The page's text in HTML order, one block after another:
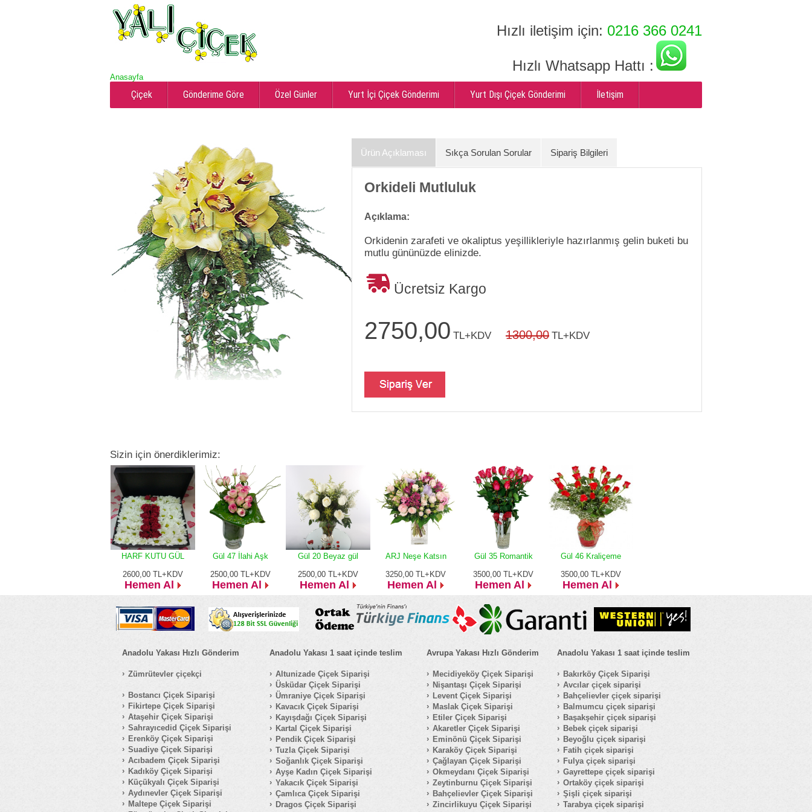
Anasayfa
Hızlı iletişim için: 0216 366 0241
Hızlı Whatsapp Hattı :
Çiçek Gönderime Göre Özel Günler Yurt İçi Çiçek Gönderimi Yurt Dışı Çiçek Gönderimi İletişim
Ürün Açıklaması Sıkça Sorulan Sorular Sipariş Bilgileri
Orkideli Mutluluk
Açıklama:
Orkidenin zarafeti ve okaliptus yeşillikleriyle hazırlanmış gelin buketi bu
mutlu gününüzde elinizde.
Ücretsiz Kargo
2750,00 TL+KDV 1300,00 TL+KDV
Sizin için önerdiklerimiz:
HARF KUTU GÜL
2600,00 TL+KDV
Hemen Al
Gül 47 İlahi Aşk
2500,00 TL+KDV
Hemen Al
Gül 20 Beyaz gül
2500,00 TL+KDV
Hemen Al
ARJ Neşe Katsın
3250,00 TL+KDV
Hemen Al
Gül 35 Romantik
3500,00 TL+KDV
Hemen Al
Gül 46 Kraliçeme
3500,00 TL+KDV
Hemen Al
Anadolu Yakası Hızlı Gönderim
Zümrütevler çiçekçi
Bostancı Çiçek Siparişi
Fikirtepe Çiçek Siparişi
Ataşehir Çiçek Siparişi
Sahrayıcedid Çiçek Siparişi
Erenköy Çiçek Siparişi
Suadiye Çiçek Siparişi
Acıbadem Çiçek Siparişi
Kadıköy Çiçek Siparişi
Küçükyalı Çiçek Siparişi
Aydınevler Çiçek Siparişi
Maltepe Çiçek Siparişi
Anadolu Yakası 1 saat içinde teslim
Altunizade Çiçek Siparişi
Üsküdar Çiçek Siparişi
Ümraniye Çiçek Siparişi
Kavacık Çiçek Siparişi
Kayışdağı Çiçek Siparişi
Kartal Çiçek Siparişi
Pendik Çiçek Siparişi
Tuzla Çiçek Siparişi
Soğanlık Çiçek Siparişi
Ayşe Kadın Çiçek Siparişi
Yakacık Çiçek Siparişi
Çamlıca Çiçek Siparişi
Dragos Çiçek Siparişi
Avrupa Yakası Hızlı Gönderim
Mecidiyeköy Çiçek Siparişi
Nişantaşı Çiçek Siparişi
Levent Çiçek Siparişi
Maslak Çiçek Siparişi
Etiler Çiçek Siparişi
Akaretler Çiçek Siparişi
Eminönü Çiçek Siparişi
Karaköy Çiçek Siparişi
Çağlayan Çiçek Siparişi
Okmeydanı Çiçek Siparişi
Zeytinburnu Çiçek Siparişi
Bahçelievler Çiçek Siparişi
Zincirlikuyu Çiçek Siparişi
Anadolu Yakası 1 saat içinde teslim
Bakırköy Çiçek Siparişi
Avcılar çiçek siparişi
Bahçelievler çiçek siparişi
Balmumcu çiçek siparişi
Başakşehir çiçek siparişi
Bebek çiçek siparişi
Beyoğlu çiçek siparişi
Fatih çiçek siparişi
Fulya çiçek siparişi
Gayrettepe çiçek siparişi
Ortaköy çiçek siparişi
Şişli çiçek siparişi
Tarabya çiçek siparişi